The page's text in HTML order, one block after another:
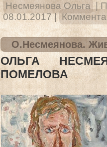
Несмеянова Ольга
08.01.2017 |
О.Несмеянова.
ОЛЬГА
ПОМЕЛОВА